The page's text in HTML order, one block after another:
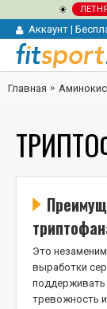
☀️
Аккаунт |
Главная
Это
выработки
тревожность